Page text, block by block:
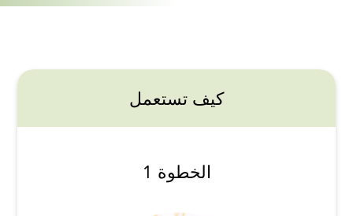
كيف تستعمل
الخطوة 1